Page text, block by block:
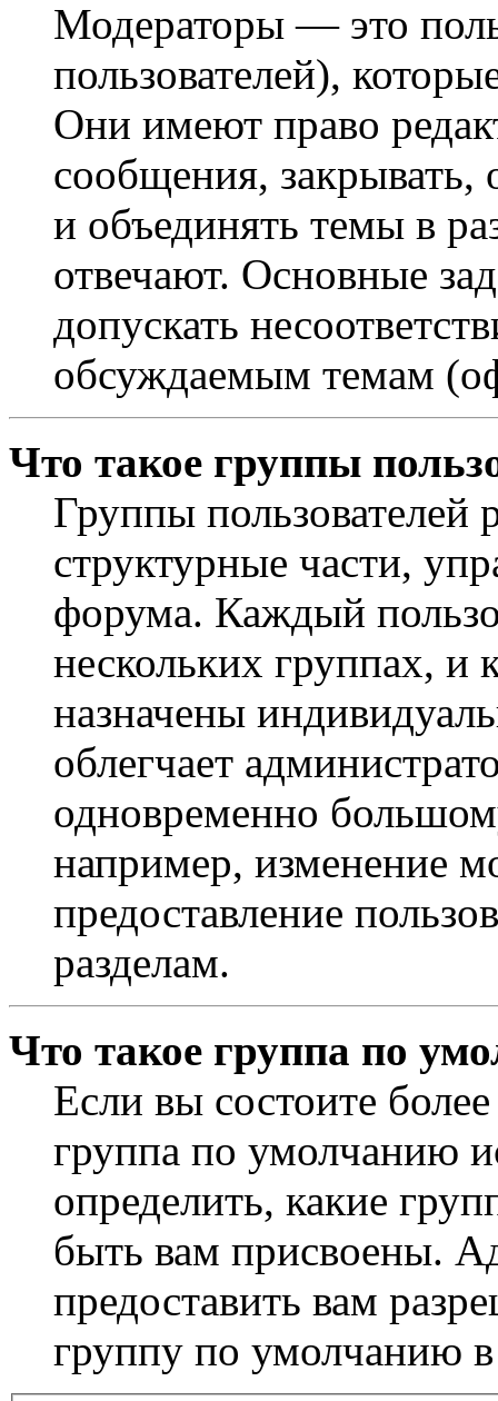
Модераторы — это
пользователей),
Они имеют право
сообщения, закрывать,
и объединять темы в
отвечают. Основные
допускать
обсуждаемым темам
Что такое группы
Группы пользователей
структурные части,
форума. Каждый
нескольких группах, и
назначены
облегчает
одновременно
например, изменение
предоставление
разделам.
Что такое группа по
Если вы состоите
группа по умолчанию
определить, какие
быть вам присвоены.
предоставить вам
группу по умолчанию